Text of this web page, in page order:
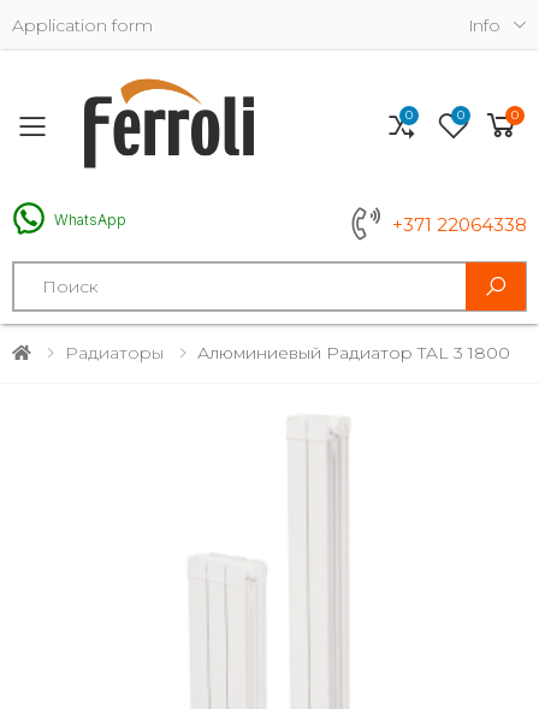
Application form Info
Toggle mobile menu
WhatsApp +371 22064338
Search
0 0 0
Радиаторы Алюминиевый Радиатор TAL 3 1800